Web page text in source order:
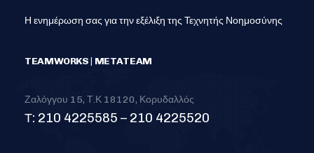
Η ενημέρωση σας για την εξέλιξη της Τεχνητής Νοημοσύνης
TEAMWORKS | METATEAM
Ζαλόγγου 15, Τ.Κ 18120, Κορυδαλλός
Τ: 210 4225585 – 210 4225520